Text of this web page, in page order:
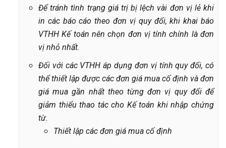
Để tránh tình trạng giá trị bị lệch vài đơn vị lẻ khi
in các báo cáo theo đơn vị quy đổi, khi khai báo
VTHH Kế toán nên chọn đơn vị tính chính là đơn
vị nhỏ nhất.
Đối với các VTHH áp dụng đơn vị tính quy đổi, có
thể thiết lập được các đơn giá mua cố định và đơn
giá mua gần nhất theo từng đơn vị quy đổi để
giảm thiểu thao tác cho Kế toán khi nhập chứng
từ.
Thiết lập các đơn giá mua cố định